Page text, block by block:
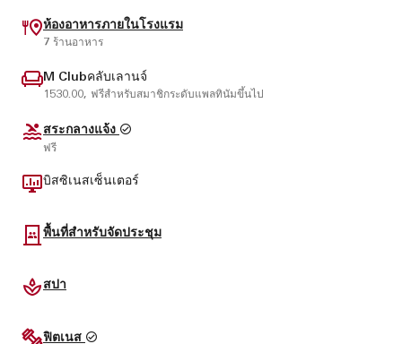
ห้องอาหารภายในโรงแรม
7 ร้านอาหาร
M Clubคลับเลานจ์
1530.00, ฟรีสำหรับสมาชิกระดับแพลทินัมขึ้นไป
สระกลางแจ้ง
ฟรี
บิสซิเนสเซ็นเตอร์
พื้นที่สำหรับจัดประชุม
สปา
ฟิตเนส